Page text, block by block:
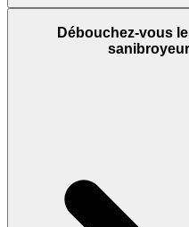
Débouchez-vous